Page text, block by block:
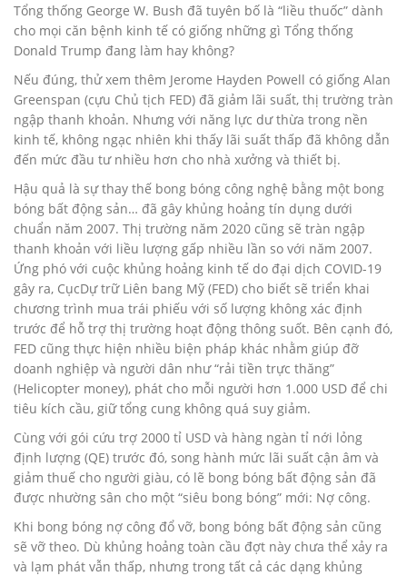
Tổng thống George W. Bush đã tuyên bố là “liều thuốc” dành
cho mọi căn bệnh kinh tế có giống những gì Tổng thống
Donald Trump đang làm hay không?
Nếu đúng, thử xem thêm Jerome Hayden Powell có giống Alan
Greenspan (cựu Chủ tịch FED) đã giảm lãi suất, thị trường tràn
ngập thanh khoản. Nhưng với năng lực dư thừa trong nền
kinh tế, không ngạc nhiên khi thấy lãi suất thấp đã không dẫn
đến mức đầu tư nhiều hơn cho nhà xưởng và thiết bị.
Hậu quả là sự thay thế bong bóng công nghệ bằng một bong
bóng bất động sản… đã gây khủng hoảng tín dụng dưới
chuẩn năm 2007. Thị trường năm 2020 cũng sẽ tràn ngập
thanh khoản với liều lượng gấp nhiều lần so với năm 2007.
Ứng phó với cuộc khủng hoảng kinh tế do đại dịch COVID-19
gây ra, CụcDự trữ Liên bang Mỹ (FED) cho biết sẽ triển khai
chương trình mua trái phiếu với số lượng không xác định
trước để hỗ trợ thị trường hoạt động thông suốt. Bên cạnh đó,
FED cũng thực hiện nhiều biện pháp khác nhằm giúp đỡ
doanh nghiệp và người dân như “rải tiền trực thăng”
(Helicopter money), phát cho mỗi người hơn 1.000 USD để chi
tiêu kích cầu, giữ tổng cung không quá suy giảm.
Cùng với gói cứu trợ 2000 tỉ USD và hàng ngàn tỉ nới lỏng
định lượng (QE) trước đó, song hành mức lãi suất cận âm và
giảm thuế cho người giàu, có lẽ bong bóng bất động sản đã
được nhường sân cho một “siêu bong bóng” mới: Nợ công.
Khi bong bóng nợ công đổ vỡ, bong bóng bất động sản cũng
sẽ vỡ theo. Dù khủng hoảng toàn cầu đợt này chưa thể xảy ra
và lạm phát vẫn thấp, nhưng trong tất cả các dạng khủng